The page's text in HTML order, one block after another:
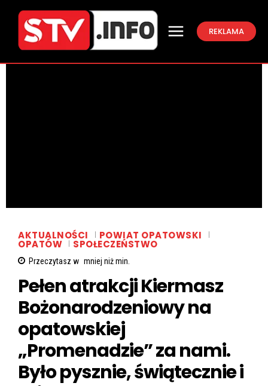
REKLAMA
AKTUALNOŚCI POWIAT OPATOWSKI
OPATÓW SPOŁECZEŃSTWO
Przeczytasz w mniej niżmin.
Pełen atrakcji Kiermasz
Bożonarodzeniowy na
opatowskiej
„Promenadzie” za nami.
Było pysznie, świątecznie i